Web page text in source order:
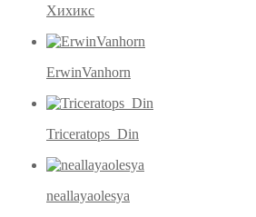
Хихикс
ErwinVanhorn
Triceratops_Din
neallayaolesya